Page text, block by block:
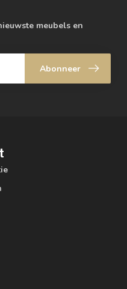
meubels en
Abonneer